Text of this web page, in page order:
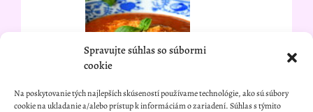
Spravujte súhlas so súbormi
cookie
Na poskytovanie tých najlepších skúseností používame technológie, ako sú súbory
cookie na ukladanie a/alebo prístup k informáciám o zariadení. Súhlas s týmito